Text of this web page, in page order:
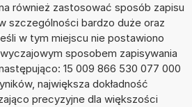
również zastosować sposób zapisu
szczególności bardzo duże oraz
w tym miejscu nie postawiono
sposobem zapisywania
15 009 866 530 077 000
największa dokładność
precyzyjne dla większości